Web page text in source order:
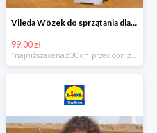
Vileda Wózek do sprzątania dla dzieci
99.00 zł
*najniższa cena z 30 dni przed obniżką